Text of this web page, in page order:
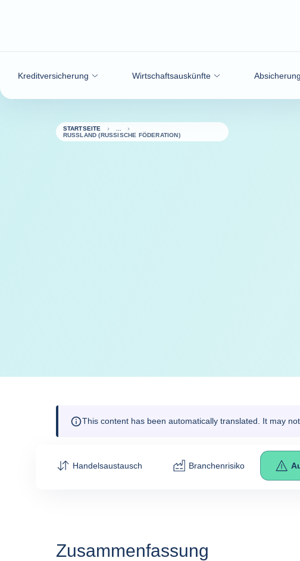
Kreditversicherung Wirtschaftsauskünfte
STARTSEITE
RUSSLAND (RUSSISCHE FÖDERATION)
This content has been automatically translated. It may
Handelsaustausch Branchenrisiko
Zusammenfassung